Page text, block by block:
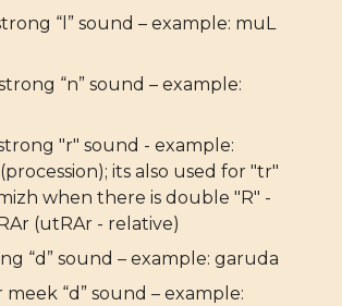
“l” sound – example: muL
“n” sound – example:
"r" sound - example:
its also used for "tr"
when there is double "R" -
(utRAr - relative)
“d” sound – example: garuda
“d” sound – example: